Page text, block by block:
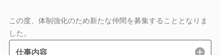
この度、体制強化のため新たな仲間を募集することとなりま
した。
仕事内容